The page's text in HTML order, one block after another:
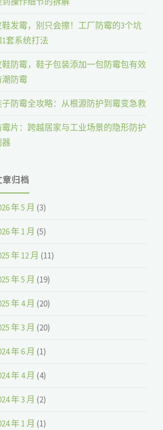
鞋发霉，别只会擦！工厂防霉的3个坑
1套系统打法
鞋防霉，鞋子包装添加一包防霉包有效
潮防霉
子防霉全攻略：从根源防护到霉变急救
霉片：跨越居家与工业场景的隐形防护
器
章归档
年 5 月 (3)
年 1 月 (5)
年 12 月 (11)
年 5 月 (19)
年 4 月 (20)
年 3 月 (20)
年 6 月 (1)
年 4 月 (4)
年 3 月 (2)
年 1 月 (1)